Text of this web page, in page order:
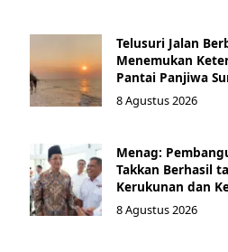
Telusuri Jalan
Menemukan
Pantai Panjiwa
8 Agustus 2026
Menag:
Takkan Berhasil
Kerukunan dan
8 Agustus 2026